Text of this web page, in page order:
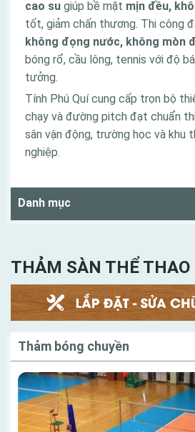
cao su giúp bề mặt mịn đều,
tốt, giảm chấn thương. Thi công
không đọng nước, không mòn
bóng rổ, cầu lông, tennis với độ
tưởng.
Tính Phú Quí cung cấp trọn bộ
chạy và đường pitch đạt chuẩn
sân vận động, trường học và khu
nghiệp.
Danh mục
THẢM SÀN THỂ THAO
Thảm bóng chuyền